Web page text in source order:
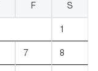
F S
1
7 8